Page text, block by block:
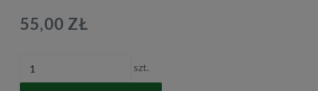
55,00 ZŁ
szt.